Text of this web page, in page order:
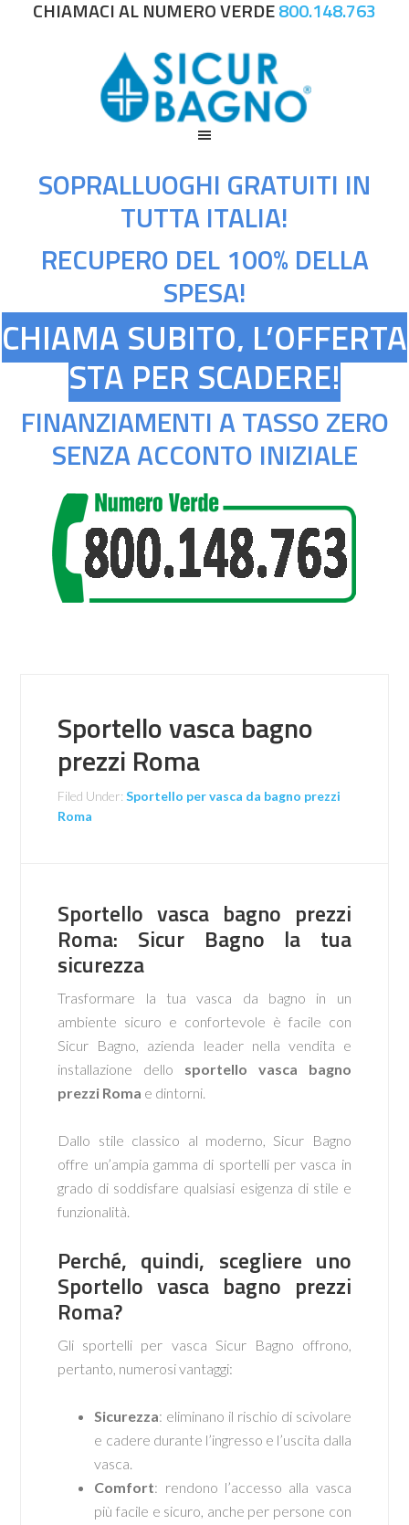
CHIAMACI AL NUMERO VERDE800.148.763
SOPRALLUOGHI GRATUITI IN
TUTTA ITALIA!
RECUPERO DEL 100% DELLA
SPESA!
CHIAMA SUBITO, L’OFFERTA
STA PER SCADERE!
FINANZIAMENTI A TASSO ZERO
SENZA ACCONTO INIZIALE
Sportello vasca bagno
prezzi Roma
Filed Under:Sportello per vasca da bagno prezzi
Roma
Sportello vasca bagno prezzi
Roma: Sicur Bagno la tua
sicurezza
Trasformare la tua vasca da bagno in un
ambiente sicuro e confortevole è facile con
Sicur Bagno, azienda leader nella vendita e
installazione dello sportello vasca bagno
prezzi Roma e dintorni.
Dallo stile classico al moderno, Sicur Bagno
offre un’ampia gamma di sportelli per vasca in
grado di soddisfare qualsiasi esigenza di stile e
funzionalità.
Perché, quindi, scegliere uno
Sportello vasca bagno prezzi
Roma?
Gli sportelli per vasca Sicur Bagno offrono,
pertanto, numerosi vantaggi:
Sicurezza: eliminano il rischio di scivolare
e cadere durante l’ingresso e l’uscita dalla
vasca.
Comfort: rendono l’accesso alla vasca
più facile e sicuro, anche per persone con